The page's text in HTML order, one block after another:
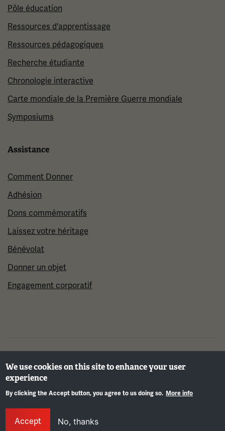
Pôle éducation
Ressources d'apprentissage
Ressources pédagogiques
Recherche étudiante
Chronologie interactive
Carte mondiale de la Première Guerre mondiale
Symposiums
Assistance
Comment Donner
Adhésion
Dons commémoratifs
Laissez votre héritage
Bénévolat
Donner un objet
Engagement corporatif
©2026 Musée et mémorial national de la Première
Guerre mondiale
We use cookies on this site to enhance your user
experience
By clicking the Accept button, you agree to us doing so. More info
Accept No, thanks